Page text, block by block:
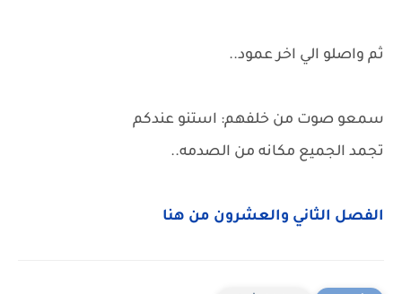
ثم واصلو الي اخر عمود..
سمعو صوت من خلفهم: استنو عندكم
تجمد الجميع مكانه من الصدمه..
الفصل الثاني والعشرون من هنا